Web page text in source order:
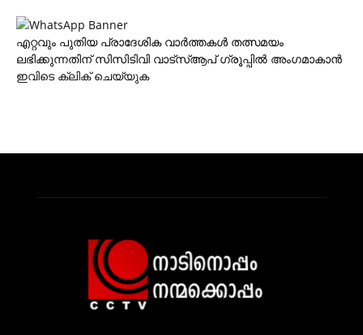
എറ്റവും പുതിയ പ്രാദേശിക വാര്‍ത്തകള്‍ തത്സമയം
ലഭിക്കുന്നതിന് സിസിടിവി വാട്‌സ്ആപ് ഗ്രൂപ്പില്‍ അംഗമാകാന്‍
ഇവിടെ ക്ലിക് ചെയ്യുക